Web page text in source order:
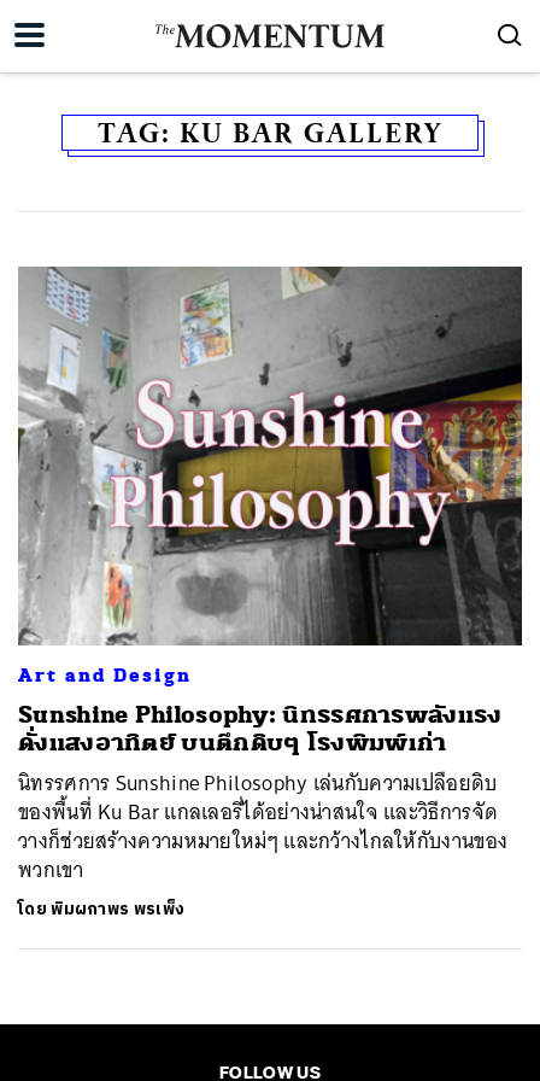
TAG: KU BAR GALLERY
Art and Design
Sunshine Philosophy: นิทรรศการพลังแรง
ดั่งแสงอาทิตย์ บนตึกดิบๆ โรงพิมพ์เก่า
นิทรรศการ Sunshine Philosophy เล่นกับความเปลือยดิบ
ของพื้นที่ Ku Bar แกลเลอรี่ได้อย่างน่าสนใจ และวิธีการจัด
วางก็ช่วยสร้างความหมายใหม่ๆ และกว้างไกลให้กับงานของ
พวกเขา
โดยพิมผกาพร พรเพ็ง
FOLLOW US
SHARE TWEET LINE EMAIL